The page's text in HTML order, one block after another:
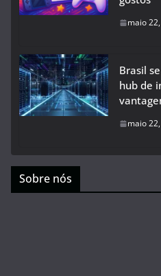
maio
Brasil
hub de
maio
Sobre nós